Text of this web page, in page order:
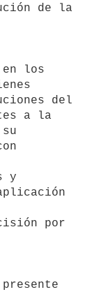
de la
en los
del
a la
y
por